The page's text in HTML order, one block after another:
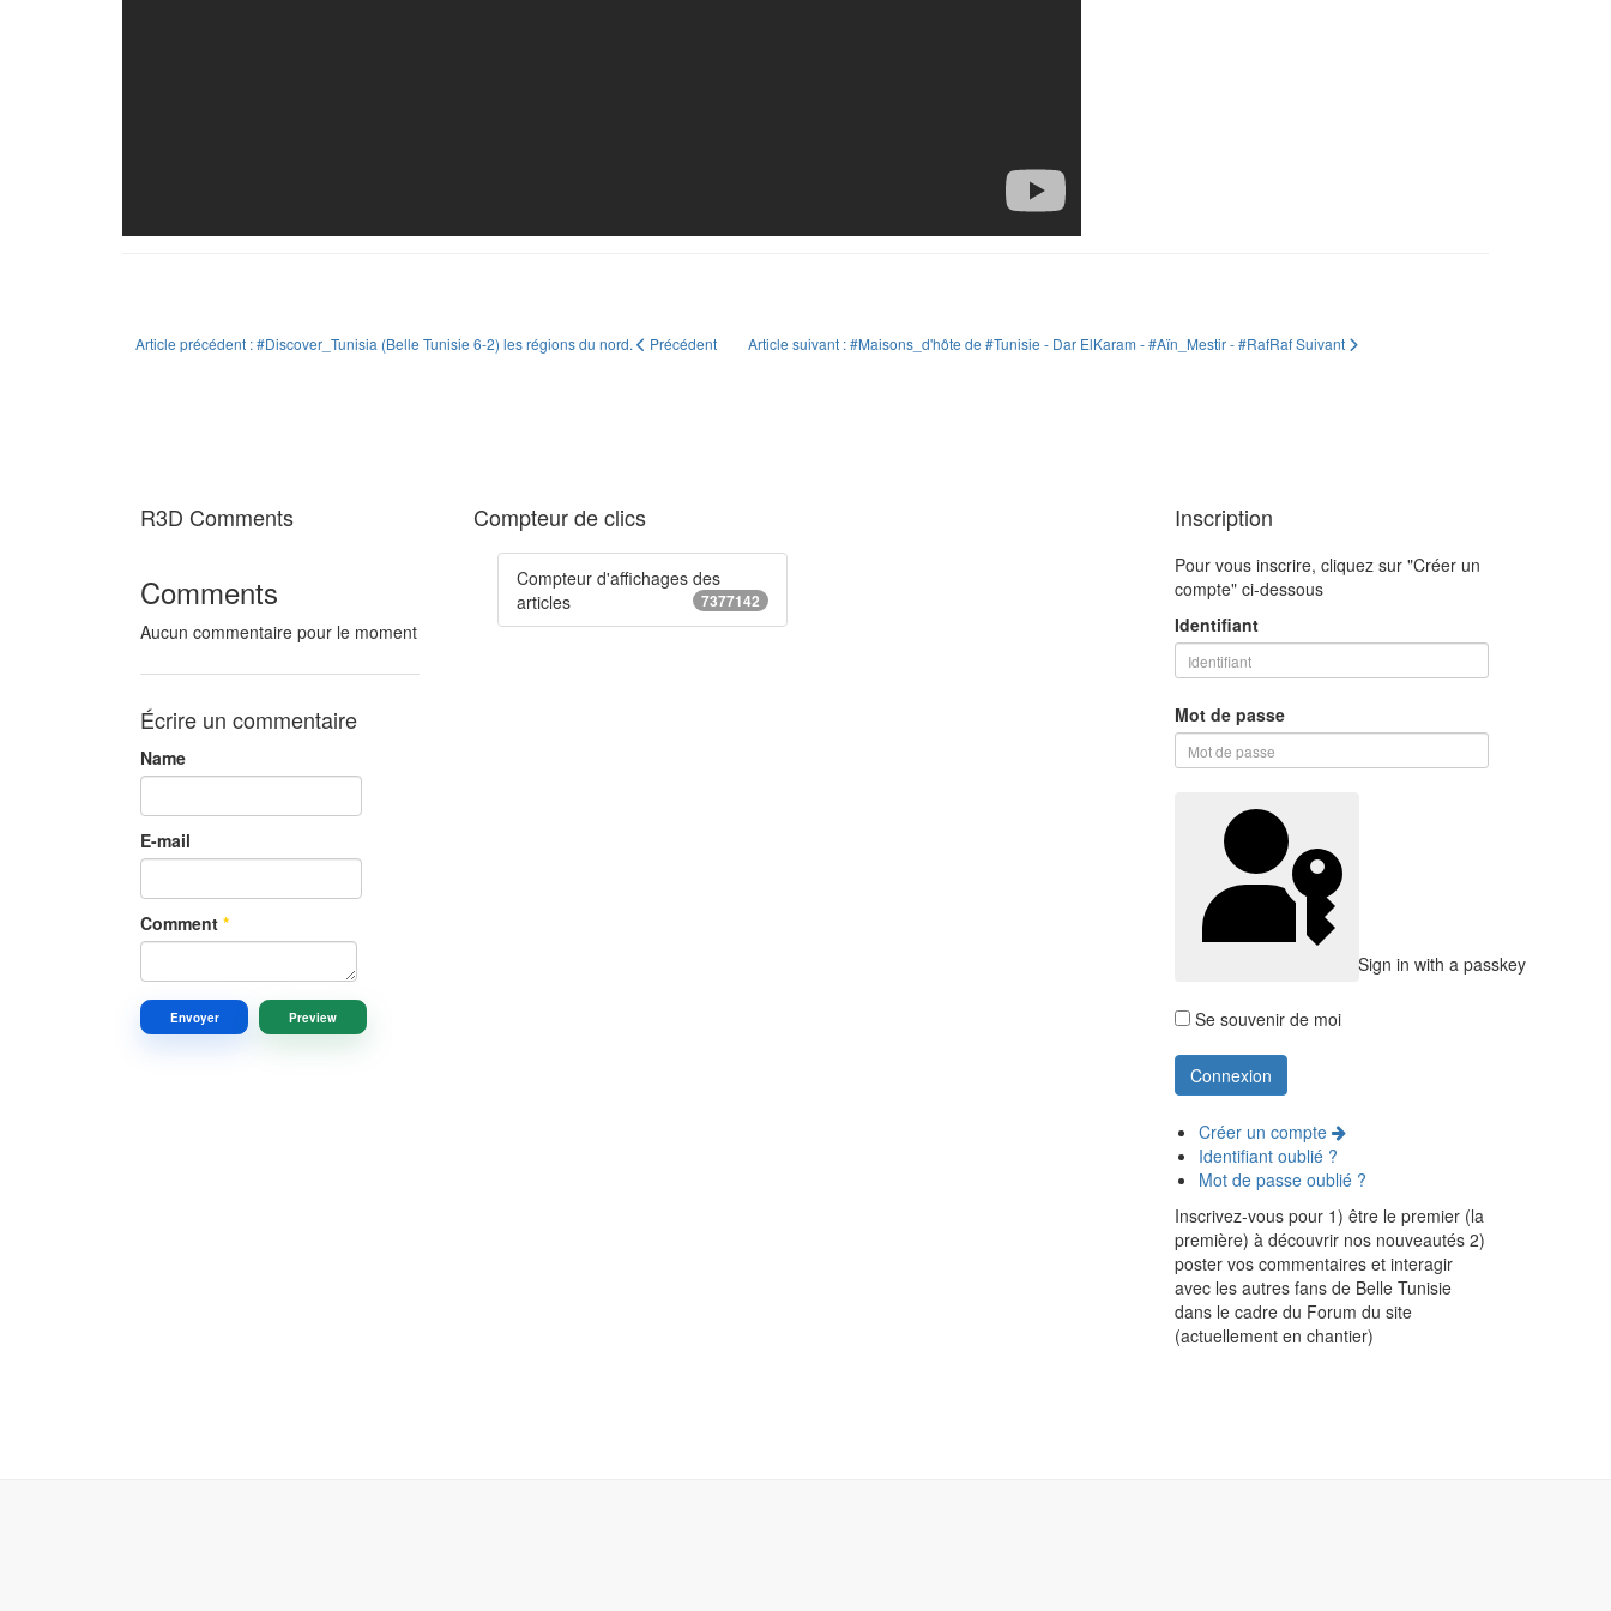
Article précédent : #Discover_Tunisia (Belle Tunisie 6-2) les régions du nord. Précédent Article suivant : #Maisons_d'hôte de #Tunisie - Dar ElKaram - #Aïn_Mestir - #RafRafSuivant
R3D Comments
Comments
Aucun commentaire pour le moment
Écrire un commentaire
Name
E-mail
Comment *
Envoyer Preview
Compteur de clics
Compteur d'affichages des
articles
7377142
Inscription
Pour vous inscrire, cliquez sur "Créer un
compte" ci-dessous
Identifiant
Mot de passe
Sign in with a passkey
Se souvenir de moi
Créer un compte
Identifiant oublié ?
Mot de passe oublié ?
Inscrivez-vous pour 1) être le premier (la
première) à découvrir nos nouveautés 2)
poster vos commentaires et interagir
avec les autres fans de Belle Tunisie
dans le cadre du Forum du site
(actuellement en chantier)